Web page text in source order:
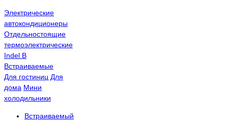
Электрические
автокондиционеры
Отдельностоящие
термоэлектрические
Indel B
Встраиваемые
Для гостиниц Для
дома Мини
холодильники
Встраиваемый